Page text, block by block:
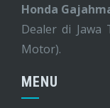
Honda
Dealer di Jawa
Motor).
MENU